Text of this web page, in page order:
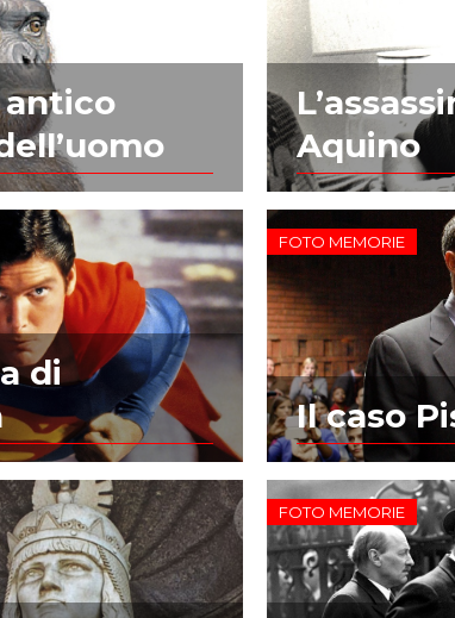
Aquino
di
FOTO MEMORIE
Il caso
FOTO MEMORIE